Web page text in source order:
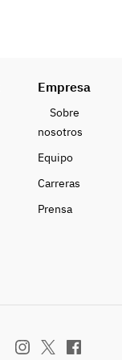
Empresa
Sobre
nosotros
Equipo
Carreras
Prensa